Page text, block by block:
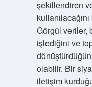
şekillendiren
Görgül veriler,
işlediğini ve
olabilir. Bir
iletişim